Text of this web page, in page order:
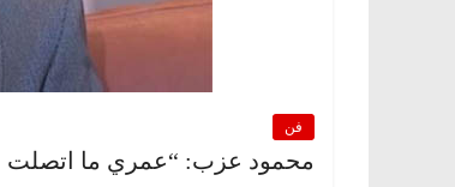
فن
محمود عزب: “عمري ما اتصلت